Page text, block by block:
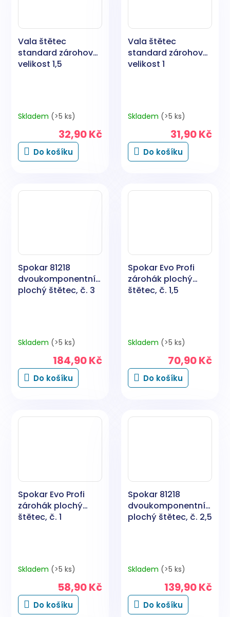
Vala štětec
standard zárohový
velikost 1,5
Skladem (>5 ks)
32,90 Kč
Do košíku
Vala štětec
standard zárohový
velikost 1
Skladem (>5 ks)
31,90 Kč
Do košíku
Spokar 81218
dvoukomponentní
plochý štětec, č. 3
Skladem (>5 ks)
184,90 Kč
Do košíku
Spokar Evo Profi
zárohák plochý
štětec, č. 1,5
Skladem (>5 ks)
70,90 Kč
Do košíku
Spokar Evo Profi
zárohák plochý
štětec, č. 1
Skladem (>5 ks)
58,90 Kč
Do košíku
Spokar 81218
dvoukomponentní
plochý štětec, č. 2,5
Skladem (>5 ks)
139,90 Kč
Do košíku